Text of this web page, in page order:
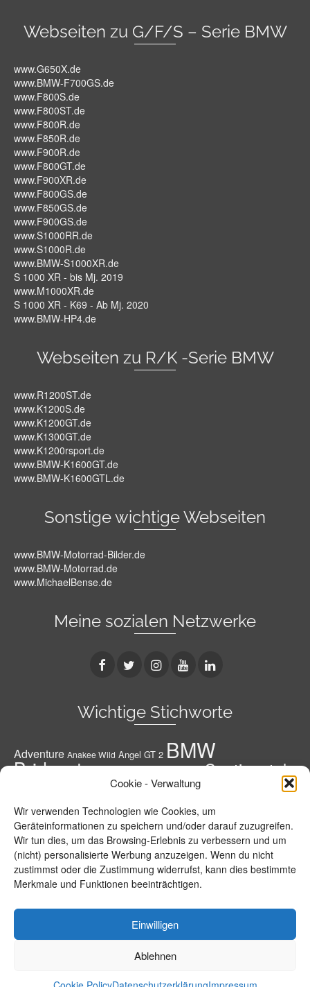
Cookie - Verwaltung
Wir verwenden Technologien wie Cookies, um
Geräteinformationen zu speichern und/oder darauf zuzugreifen.
Wir tun dies, um das Browsing-Erlebnis zu verbessern und um
(nicht) personalisierte Werbung anzuzeigen. Wenn du nicht
zustimmst oder die Zustimmung widerrufst, kann dies bestimmte
Merkmale und Funktionen beeinträchtigen.
Einwilligen
Ablehnen
Webseiten zu G/F/S – Serie BMW
www.G650X.de
www.BMW-F700GS.de
www.F800S.de
www.F800ST.de
www.F800R.de
www.F850R.de
www.F900R.de
www.F800GT.de
www.F900XR.de
www.F800GS.de
www.F850GS.de
www.F900GS.de
www.S1000RR.de
www.S1000R.de
www.BMW-S1000XR.de
S 1000 XR - bis Mj. 2019
www.M1000XR.de
S 1000 XR - K69 - Ab Mj. 2020
www.BMW-HP4.de
Webseiten zu R/K -Serie BMW
www.R1200ST.de
www.K1200S.de
www.K1200GT.de
www.K1300GT.de
www.K1200rsport.de
www.BMW-K1600GT.de
www.BMW-K1600GTL.de
Sonstige wichtige Webseiten
www.BMW-Motorrad-Bilder.de
www.BMW-Motorrad.de
www.MichaelBense.de
Meine sozialen Netzwerke
Wichtige Stichworte
Adventure Anakee Wild Angel GT 2 BMW
Bridgestone Continental
Conti Road Attack 3 Conti RoadAttack 4
DunlopGeländereifen Grobstoller Honda
HypersportreifenM 7 RRM9 RRMetzeler
Michelin Michelin Road 5 MotorradMPR 4 GT
PirelliPower 5 Power Cup 2 Power RS R 1250 GS R 1250
GS Adventure Reifen Road 5 Trail Roadsmart 3
Roadtec 01 S 1000 R
Scorpion Trail 2 Sportreifen Sportsmart TT sportsmart²-max T30
TourenreifenTourensportreifen
Datenschutzerklärung Impressum